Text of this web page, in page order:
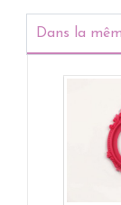
Dans la